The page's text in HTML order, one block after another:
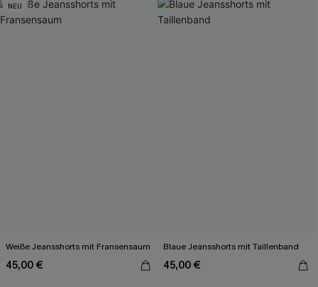
NEU
Weiße Jeansshorts mit Fransensaum
45,00 €
Blaue Jeansshorts mit Taillenband
45,00 €